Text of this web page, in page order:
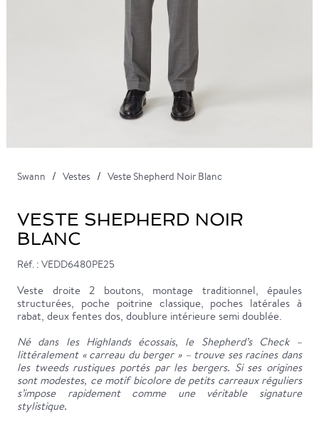
Swann Vestes Veste Shepherd Noir Blanc
VESTE SHEPHERD NOIR
BLANC
Réf. : VEDD6480PE25
Veste droite 2 boutons, montage traditionnel, épaules
structurées, poche poitrine classique, poches latérales à
rabat, deux fentes dos, doublure intérieure semi doublée.
Né dans les Highlands écossais, le Shepherd’s Check –
littéralement « carreau du berger » – trouve ses racines dans
les tweeds rustiques portés par les bergers. Si ses origines
sont modestes, ce motif bicolore de petits carreaux réguliers
s’impose rapidement comme une véritable signature
stylistique.